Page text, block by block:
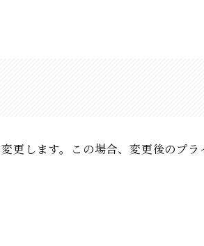
更します。この場合、変更後のプ